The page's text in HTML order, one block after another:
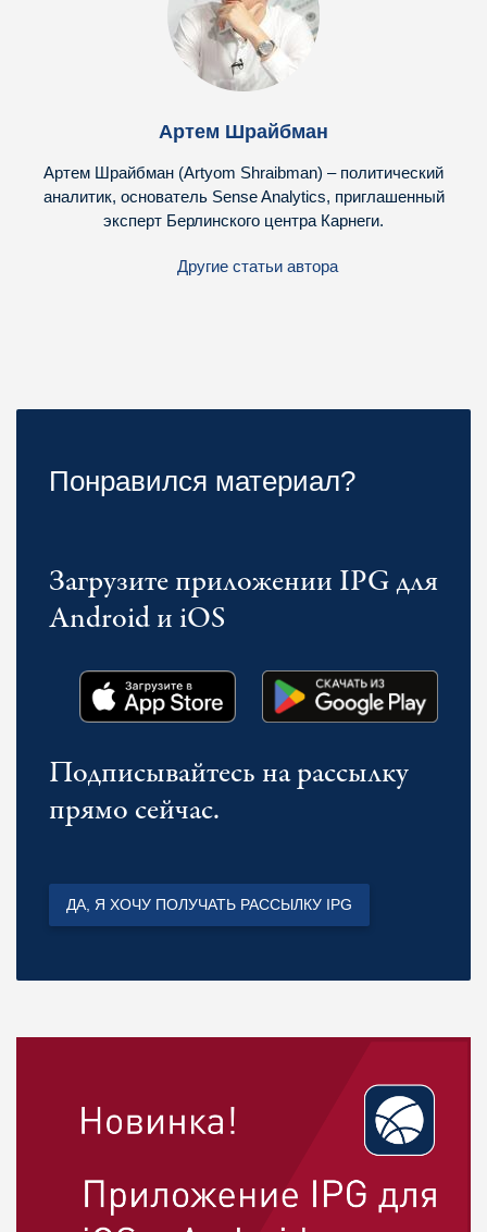
Артем Шрайбман
Артем Шрайбман (Artyom Shraibman) – политический
аналитик, основатель Sense Analytics, приглашенный
эксперт Берлинского центра Карнеги.
Другие статьи автора
Понравился материал?
Загрузите приложении IPG для
Android и iOS
Подписывайтесь на рассылку
прямо сейчас.
ДА, Я ХОЧУ ПОЛУЧАТЬ РАССЫЛКУ IPG